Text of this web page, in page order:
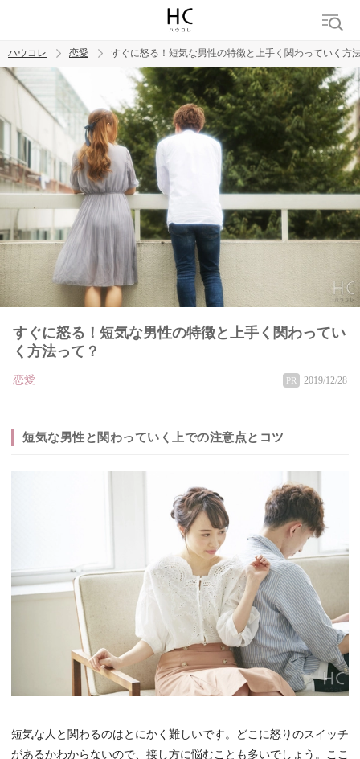
トレンド ワード
恋愛
ハウコレ 恋愛 すぐに怒る！短気な男性の特徴と上手く関わっていく方
すぐに怒る！短気な男性の特徴と上手く関わってい
く方法って？
恋愛 PR 2019/12/28
短気な男性と関わっていく上での注意点とコツ
短気な人と関わるのはとにかく難しいです。どこに怒りのスイッチ
があるかわからないので、接し方に悩むことも多いでしょう。ここ